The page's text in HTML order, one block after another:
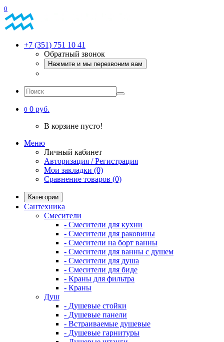
0
+7 (351) 751 10 41
Обратный звонок
Нажмите и мы перезвоним вам
0 0 руб.
В корзине пусто!
Меню
Личный кабинет
Авторизация / Регистрация
Мои закладки (0)
Сравнение товаров (0)
Категории
Сантехника
Смесители
- Смесители для кухни
- Смесители для раковины
- Смесители на борт ванны
- Смесители для ванны с душем
- Смесители для душа
- Смесители для биде
- Краны для фильтра
- Краны
Душ
- Душевые стойки
- Душевые панели
- Встраиваемые душевые
- Душевые гарнитуры